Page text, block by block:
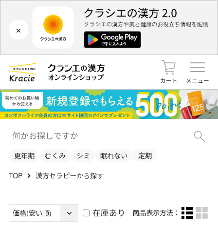
×
カート メニュー
更年期 むくみ シミ 眠れない 定期
TOP 漢方セラピーから探す
在庫あり 商品表示方法：